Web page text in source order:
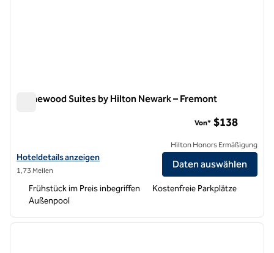
Homewood Suites by Hilton Newark – Fremont
Hoteldetails für Homewood Suites by Hilton Newark-Fremont
Hoteldetails anzeigen
1,73 Meilen
Von* $138
Hilton Honors Ermäßigung
Daten auswählen
Frühstück im Preis inbegriffen
Kostenfreie Parkplätze
Außenpool
1 von 12